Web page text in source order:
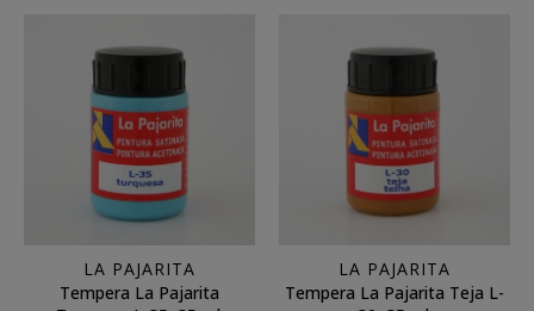
LA PAJARITA
Tempera La Pajarita
LA PAJARITA
Tempera La Pajarita Teja L-